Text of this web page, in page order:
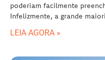
poderiam facilmente
Infelizmente, a grande
LEIA AGORA »